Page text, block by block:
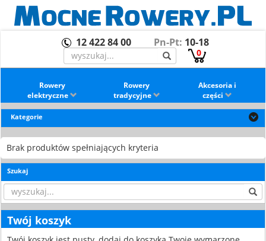
12 422 84 00 Pn-Pt: 10-18
0
Rowery
elektryczne
Rowery
tradycyjne
Akcesoria i
części
Kategorie
Brak produktów spełniających kryteria
Szukaj
Twój koszyk